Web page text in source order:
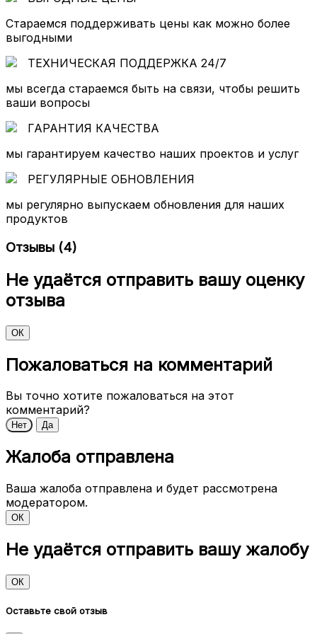
Реализована интеграция с сервисом подсказок
адресов DaData.ru для быстрого и корректного
заполнения полей. Это снижает количество ошибок
К учётной записи покупателя добавляется
обязательное поле номера телефона для
оперативной связи.
Модуль предоставляет гибкие параметры
конфигурации, позволяющие адаптировать процесс
оформления под особенности вашего бизнеса.
Доступна возможность оформления заказа только
для зарегистрированных пользователей.
7. Полная совместимость с бизнес-логикой
PrestaShop
стоимости, правила корзины, статусы заказов и
т.д.) полностью сохраняется и корректно
используется модулем.
Преимущества
Упрощённый и понятный процесс покупки
Минимизация отказов на этапе оформления
Ускорение оформления заказа
Отсутствие проблем сложного стандартного
оформления PrestaShop
Важно
В демонстрационной версии могут быть
интегрированы сторонние модули доставки для
Данные модули
Стараемся поддерживать цены как можно более
выгодными
ТЕХНИЧЕСКАЯ ПОДДЕРЖКА 24/7
мы всегда стараемся быть на связи, чтобы решить
ваши вопросы
ГАРАНТИЯ КАЧЕСТВА
мы гарантируем качество наших проектов и услуг
РЕГУЛЯРНЫЕ ОБНОВЛЕНИЯ
мы регулярно выпускаем обновления для наших
продуктов
Отзывы (4)
Не удаётся отправить вашу оценку
отзыва
ОК
Пожаловаться на комментарий
Вы точно хотите пожаловаться на этот
комментарий?
Нет Да
Жалоба отправлена
Ваша жалоба отправлена и будет рассмотрена
модератором.
ОК
Не удаётся отправить вашу жалобу
ОК
Оставьте свой отзыв